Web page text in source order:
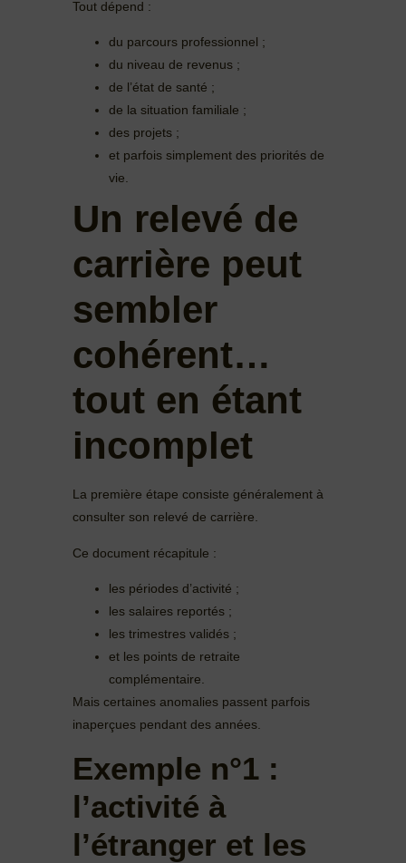
Tout dépend :
du parcours professionnel ;
du niveau de revenus ;
de l’état de santé ;
de la situation familiale ;
des projets ;
et parfois simplement des priorités de
vie.
Un relevé de
carrière peut
sembler
cohérent…
tout en étant
incomplet
La première étape consiste généralement à
consulter son relevé de carrière.
Ce document récapitule :
les périodes d’activité ;
les salaires reportés ;
les trimestres validés ;
et les points de retraite
complémentaire.
Mais certaines anomalies passent parfois
inaperçues pendant des années.
Exemple n°1 :
l’activité à
l’étranger et les